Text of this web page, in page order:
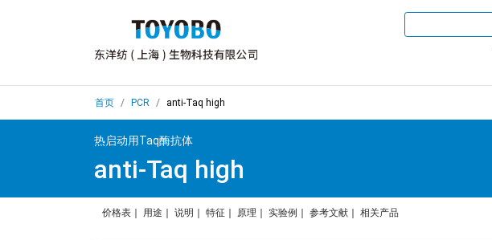
首页 PCR anti-Taq high
热启动用Taq酶抗体
anti-Taq high
价格表 用途 说明 特征 原理 实验例 参考文献 相关产品